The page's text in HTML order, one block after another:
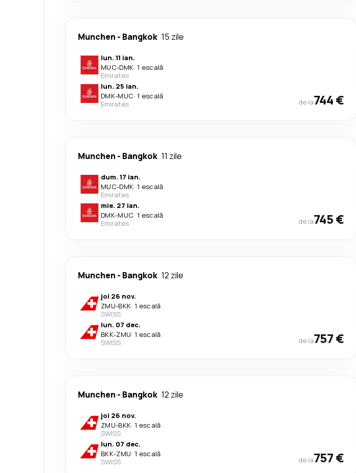
Munchen - Bangkok 15 zile
lun. 11 ian.
MUC-DMK· 1 escală
Emirates
lun. 25 ian.
DMK-MUC· 1 escală
Emirates
de la744 €
Munchen - Bangkok 11 zile
dum. 17 ian.
MUC-DMK· 1 escală
Emirates
mie. 27 ian.
DMK-MUC· 1 escală
Emirates
de la745 €
Munchen - Bangkok 12 zile
joi 26 nov.
ZMU-BKK· 1 escală
SWISS
lun. 07 dec.
BKK-ZMU· 1 escală
SWISS
de la757 €
Munchen - Bangkok 12 zile
joi 26 nov.
ZMU-BKK· 1 escală
SWISS
lun. 07 dec.
BKK-ZMU· 1 escală
SWISS
de la757 €